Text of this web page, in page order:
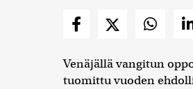
Venäjällä vangitun
tuomittu vuoden